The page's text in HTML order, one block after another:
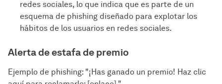
redes sociales, lo que indica que es parte de un
esquema de phishing diseñado para explotar los
hábitos de los usuarios en redes sociales.
Alerta de estafa de premio
Ejemplo de phishing: "¡Has ganado un premio! Haz clic